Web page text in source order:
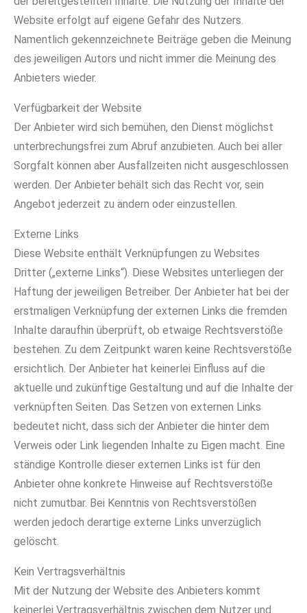
Website erfolgt auf eigene Gefahr des Nutzers.
Namentlich gekennzeichnete Beiträge geben die Meinung
des jeweiligen Autors und nicht immer die Meinung des
Anbieters wieder.
Verfügbarkeit der Website
Der Anbieter wird sich bemühen, den Dienst möglichst
unterbrechungsfrei zum Abruf anzubieten. Auch bei aller
Sorgfalt können aber Ausfallzeiten nicht ausgeschlossen
werden. Der Anbieter behält sich das Recht vor, sein
Angebot jederzeit zu ändern oder einzustellen.
Externe Links
Diese Website enthält Verknüpfungen zu Websites
Dritter („externe Links“). Diese Websites unterliegen der
Haftung der jeweiligen Betreiber. Der Anbieter hat bei der
erstmaligen Verknüpfung der externen Links die fremden
Inhalte daraufhin überprüft, ob etwaige Rechtsverstöße
bestehen. Zu dem Zeitpunkt waren keine Rechtsverstöße
ersichtlich. Der Anbieter hat keinerlei Einfluss auf die
aktuelle und zukünftige Gestaltung und auf die Inhalte der
verknüpften Seiten. Das Setzen von externen Links
bedeutet nicht, dass sich der Anbieter die hinter dem
Verweis oder Link liegenden Inhalte zu Eigen macht. Eine
ständige Kontrolle dieser externen Links ist für den
Anbieter ohne konkrete Hinweise auf Rechtsverstöße
nicht zumutbar. Bei Kenntnis von Rechtsverstößen
werden jedoch derartige externe Links unverzüglich
gelöscht.
Kein Vertragsverhältnis
Mit der Nutzung der Website des Anbieters kommt
keinerlei Vertragsverhältnis zwischen dem Nutzer und